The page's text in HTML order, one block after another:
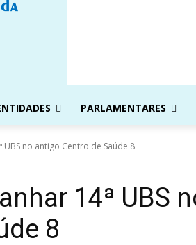
PARLAMENTARES
UBS no antigo Centro de Saúde 8
14ª UBS
8